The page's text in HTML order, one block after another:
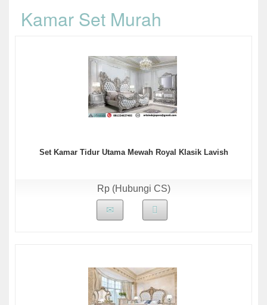
Kamar Set Murah
Set Kamar Tidur Utama Mewah Royal Klasik Lavish
Rp (Hubungi CS)